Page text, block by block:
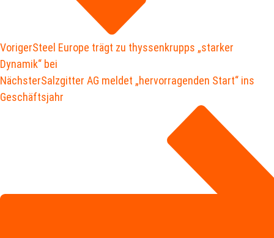
VorigerSteel Europe trägt zu thyssenkrupps „starker
Dynamik“ bei
NächsterSalzgitter AG meldet „hervorragenden Start“ ins
Geschäftsjahr